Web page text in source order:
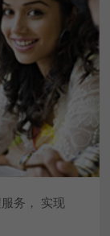
务， 实现